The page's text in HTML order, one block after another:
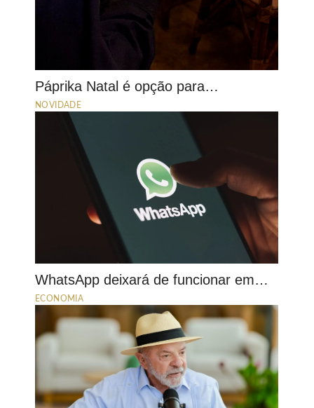
Páprika Natal é opção para…
NOVIDADE
WhatsApp deixará de funcionar em…
ECONOMIA